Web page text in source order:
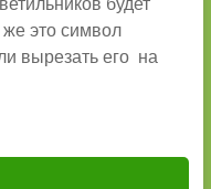
же это символ
вырезать его на